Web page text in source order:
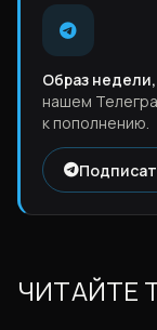
Образ
нашем
к пополнению.
ЧИТАЙТЕ